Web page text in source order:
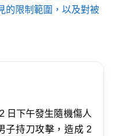
的限制範圍，以及對被
日下午發生隨機傷人
子持刀攻擊，造成 2